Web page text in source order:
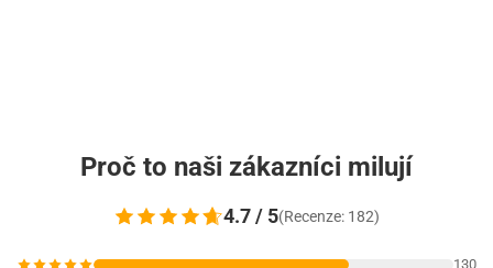
Proč to naši zákazníci milují
4.7 / 5(Recenze: 182)
130